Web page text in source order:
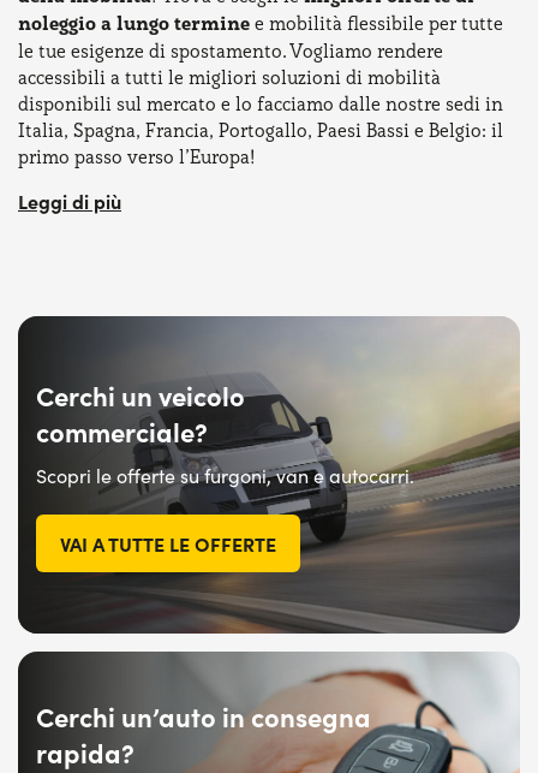
noleggio a lungo termine e mobilità flessibile per tutte
le tue esigenze di spostamento. Vogliamo rendere
accessibili a tutti le migliori soluzioni di mobilità
disponibili sul mercato e lo facciamo dalle nostre sedi in
Italia, Spagna, Francia, Portogallo, Paesi Bassi e Belgio: il
primo passo verso l’Europa!
Scegli tra tantissime offerte di noleggio a lungo termine,
soluzione di mobilità più adatta a te e a noleggiare a lungo
termine la tua prossima auto!
Cerchi un veicolo
commerciale?
Scopri le offerte su furgoni, van e autocarri.
VAI A TUTTE LE OFFERTE
Cerchi un’auto in consegna
rapida?